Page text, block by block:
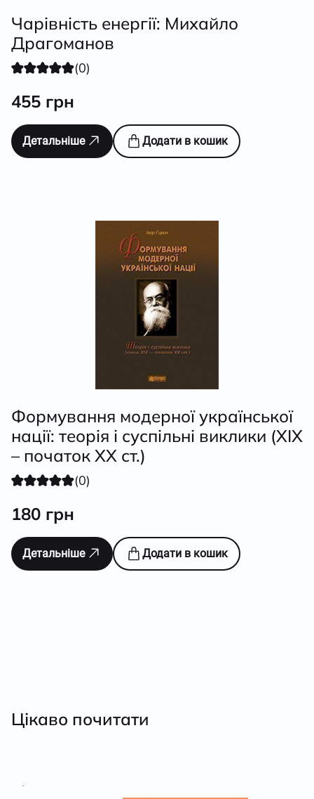
Чарівність енергії: Михайло
Драгоманов
(0)
455 грн
Детальніше Додати в кошик
Формування модерної української
нації: теорія і суспільні виклики (ХІХ
– початок ХХ ст.)
(0)
180 грн
Детальніше Додати в кошик
Цікаво почитати